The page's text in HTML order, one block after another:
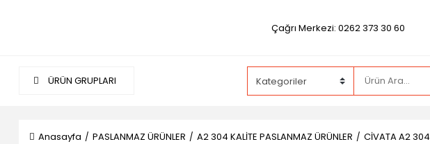
Çağrı Merkezi: 0262 373 30 60
ÜRÜN GRUPLARI
Anasayfa PASLANMAZ ÜRÜNLER A2 304 KALİTE PASLANMAZ ÜRÜNLER CİVATA A2 304